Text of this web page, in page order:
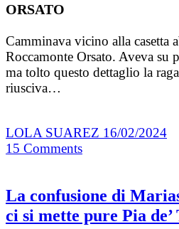
ORSATO
Camminava vicino alla casetta
Roccamonte Orsato. Aveva su
ma tolto questo dettaglio la
riusciva…
LOLA SUAREZ 16/02/2024
15 Comments
La confusione di
ci si mette pure Pia de’